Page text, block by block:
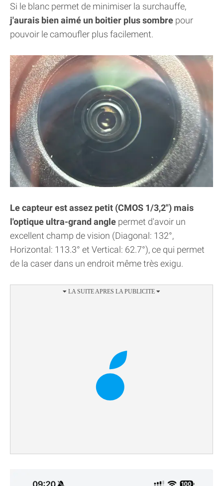
Si le blanc permet de minimiser la surchauffe,
j'aurais bien aimé un boitier plus sombre pour
pouvoir le camoufler plus facilement.
Le capteur est assez petit (CMOS 1/3,2") mais
l'optique ultra-grand angle permet d'avoir un
excellent champ de vision (Diagonal: 132°,
Horizontal: 113.3° et Vertical: 62.7°), ce qui permet
de la caser dans un endroit même très exigu.